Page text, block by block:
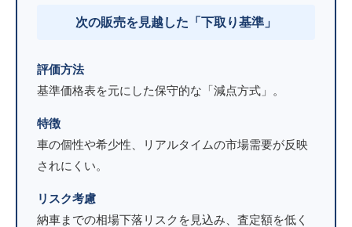
次の販売を見越した「下取り基準」
評価方法
基準価格表を元にした保守的な「減点方式」。
特徴
車の個性や希少性、リアルタイムの市場需要が反映
されにくい。
リスク考慮
納車までの相場下落リスクを見込み、査定額を低く